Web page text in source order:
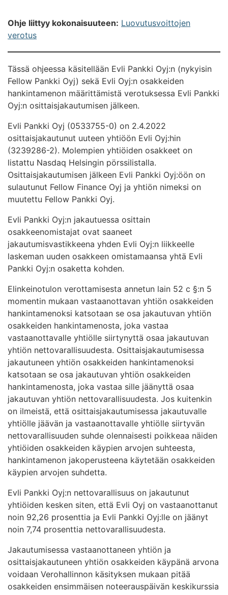
Ohje liittyy kokonaisuuteen: Luovutusvoittojen
verotus
Tässä ohjeessa käsitellään Evli Pankki Oyj:n (nykyisin
Fellow Pankki Oyj) sekä Evli Oyj:n osakkeiden
hankintamenon määrittämistä verotuksessa Evli Pankki
Oyj:n osittaisjakautumisen jälkeen.
Evli Pankki Oyj (0533755-0) on 2.4.2022
osittaisjakautunut uuteen yhtiöön Evli Oyj:hin
(3239286-2). Molempien yhtiöiden osakkeet on
listattu Nasdaq Helsingin pörssilistalla.
Osittaisjakautumisen jälkeen Evli Pankki Oyj:öön on
sulautunut Fellow Finance Oyj ja yhtiön nimeksi on
muutettu Fellow Pankki Oyj.
Evli Pankki Oyj:n jakautuessa osittain
osakkeenomistajat ovat saaneet
jakautumisvastikkeena yhden Evli Oyj:n liikkeelle
laskeman uuden osakkeen omistamaansa yhtä Evli
Pankki Oyj:n osaketta kohden.
Elinkeinotulon verottamisesta annetun lain 52 c §:n 5
momentin mukaan vastaanottavan yhtiön osakkeiden
hankintamenoksi katsotaan se osa jakautuvan yhtiön
osakkeiden hankintamenosta, joka vastaa
vastaanottavalle yhtiölle siirtynyttä osaa jakautuvan
yhtiön nettovarallisuudesta. Osittaisjakautumisessa
jakautuneen yhtiön osakkeiden hankintamenoksi
katsotaan se osa jakautuvan yhtiön osakkeiden
hankintamenosta, joka vastaa sille jäänyttä osaa
jakautuvan yhtiön nettovarallisuudesta. Jos kuitenkin
on ilmeistä, että osittaisjakautumisessa jakautuvalle
yhtiölle jäävän ja vastaanottavalle yhtiölle siirtyvän
nettovarallisuuden suhde olennaisesti poikkeaa näiden
yhtiöiden osakkeiden käypien arvojen suhteesta,
hankintamenon jakoperusteena käytetään osakkeiden
käypien arvojen suhdetta.
Evli Pankki Oyj:n nettovarallisuus on jakautunut
yhtiöiden kesken siten, että Evli Oyj on vastaanottanut
noin 92,26 prosenttia ja Evli Pankki Oyj:lle on jäänyt
noin 7,74 prosenttia nettovarallisuudesta.
Jakautumisessa vastaanottaneen yhtiön ja
osittaisjakautuneen yhtiön osakkeiden käypänä arvona
voidaan Verohallinnon käsityksen mukaan pitää
osakkeiden ensimmäisen noteerauspäivän keskikurssia